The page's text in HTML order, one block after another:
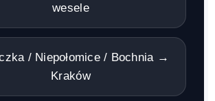
wesele
/ Niepołomice / Bochnia →
Kraków